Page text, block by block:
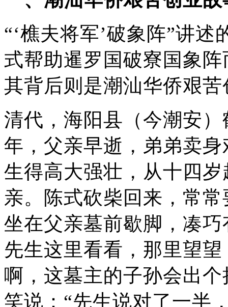
“‘樵夫将军’破象阵”讲
式帮助暹罗国破寮国象
其背后则是潮汕华侨艰
清代，海阳县（今潮安
年，父亲早逝，弟弟卖
生得高大强壮，从十四
亲。陈式砍柴回来，常
坐在父亲墓前歇脚，凑
先生这里看看，那里望
啊，这墓主的子孙会出
笑说：“先生说对了一半